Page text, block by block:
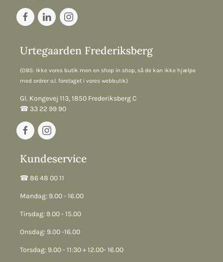
Urtegaarden Frederiksberg
(OBS: Ikke vores butik men en shop in shop, så de kan ikke hjælpe
med ordrer o.l. foretaget i vores webbutik)
Gl. Kongevej 113, 1850 Frederiksberg C
☎︎ 33 22 99 90
Kundeservice
☎︎ 86 48 00 11
Mandag: 9.00 - 16.00
Tirsdag: 9.00 - 15.00
Onsdag: 9.00 -16.00
Torsdag: 9.00 - 11:30 + 12.00- 16.00